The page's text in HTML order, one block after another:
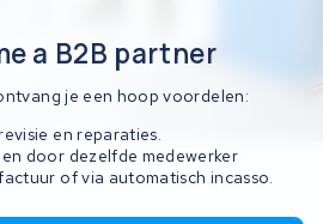
a B2B partner
je een hoop voordelen:
en reparaties.
door dezelfde medewerker
of via automatisch incasso.